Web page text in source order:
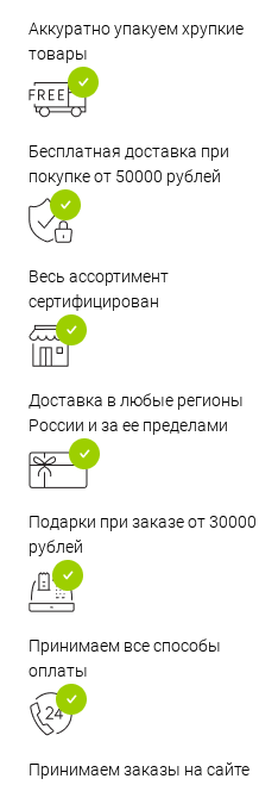
Аккуратно упакуем хрупкие
товары
Бесплатная доставка при
покупке от 50000 рублей
Весь ассортимент
сертифицирован
Доставка в любые регионы
России и за ее пределами
Подарки при заказе от 30000
рублей
Принимаем все способы
оплаты
Принимаем заказы на сайте